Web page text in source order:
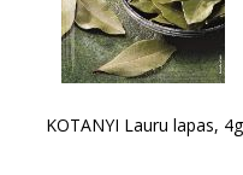
KOTANYI Lauru lapas, 4g